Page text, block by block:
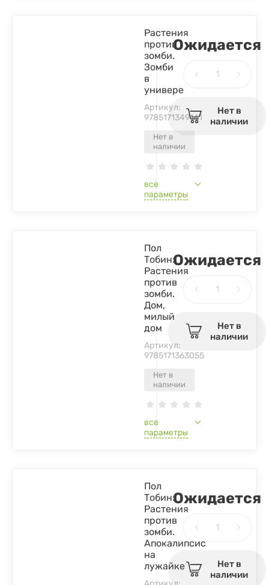
Нет в
наличии
Растения
против
зомби.
Зомби
в
универе
Артикул:
9785171349141
все
параметры
Ожидается
Нет в
наличии
Нет в
наличии
Пол
Тобин:
Растения
против
зомби.
Дом,
милый
дом
Артикул:
9785171363055
все
параметры
Ожидается
Нет в
наличии
Пол
Тобин:
Растения
против
зомби.
Апокалипсис
на
лужайке
Ожидается
Нет в
наличии